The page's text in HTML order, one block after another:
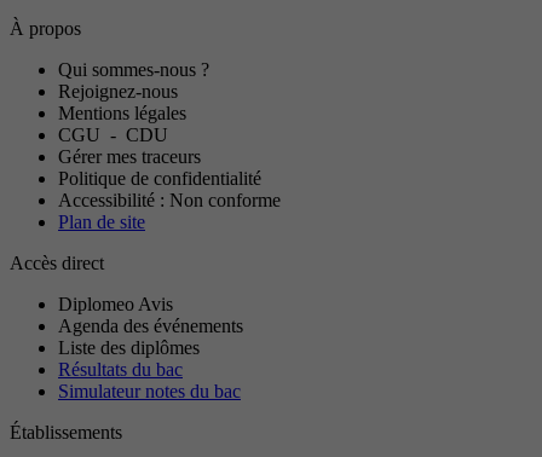
À propos
Qui sommes-nous ?
Rejoignez-nous
Mentions légales
CGU - CDU
Gérer mes traceurs
Politique de confidentialité
Accessibilité : Non conforme
Plan de site
Accès direct
Diplomeo Avis
Agenda des événements
Liste des diplômes
Résultats du bac
Simulateur notes du bac
Établissements